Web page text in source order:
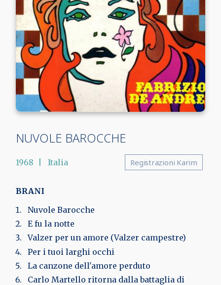
NUVOLE BAROCCHE
1968 Italia Registrazioni Karim
BRANI
Nuvole Barocche
E fu la notte
Valzer per un amore (Valzer campestre)
Per i tuoi larghi occhi
La canzone dell'amore perduto
Carlo Martello ritorna dalla battaglia di